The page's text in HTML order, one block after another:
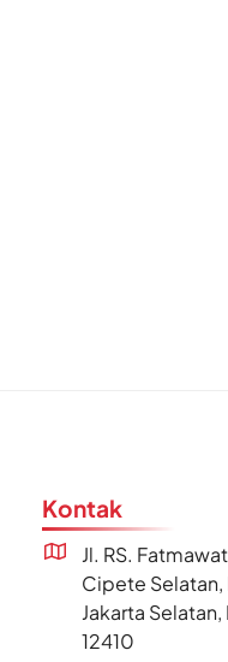
Kontak
Jl. RS.
Cipete
Jakarta Selatan,
12410